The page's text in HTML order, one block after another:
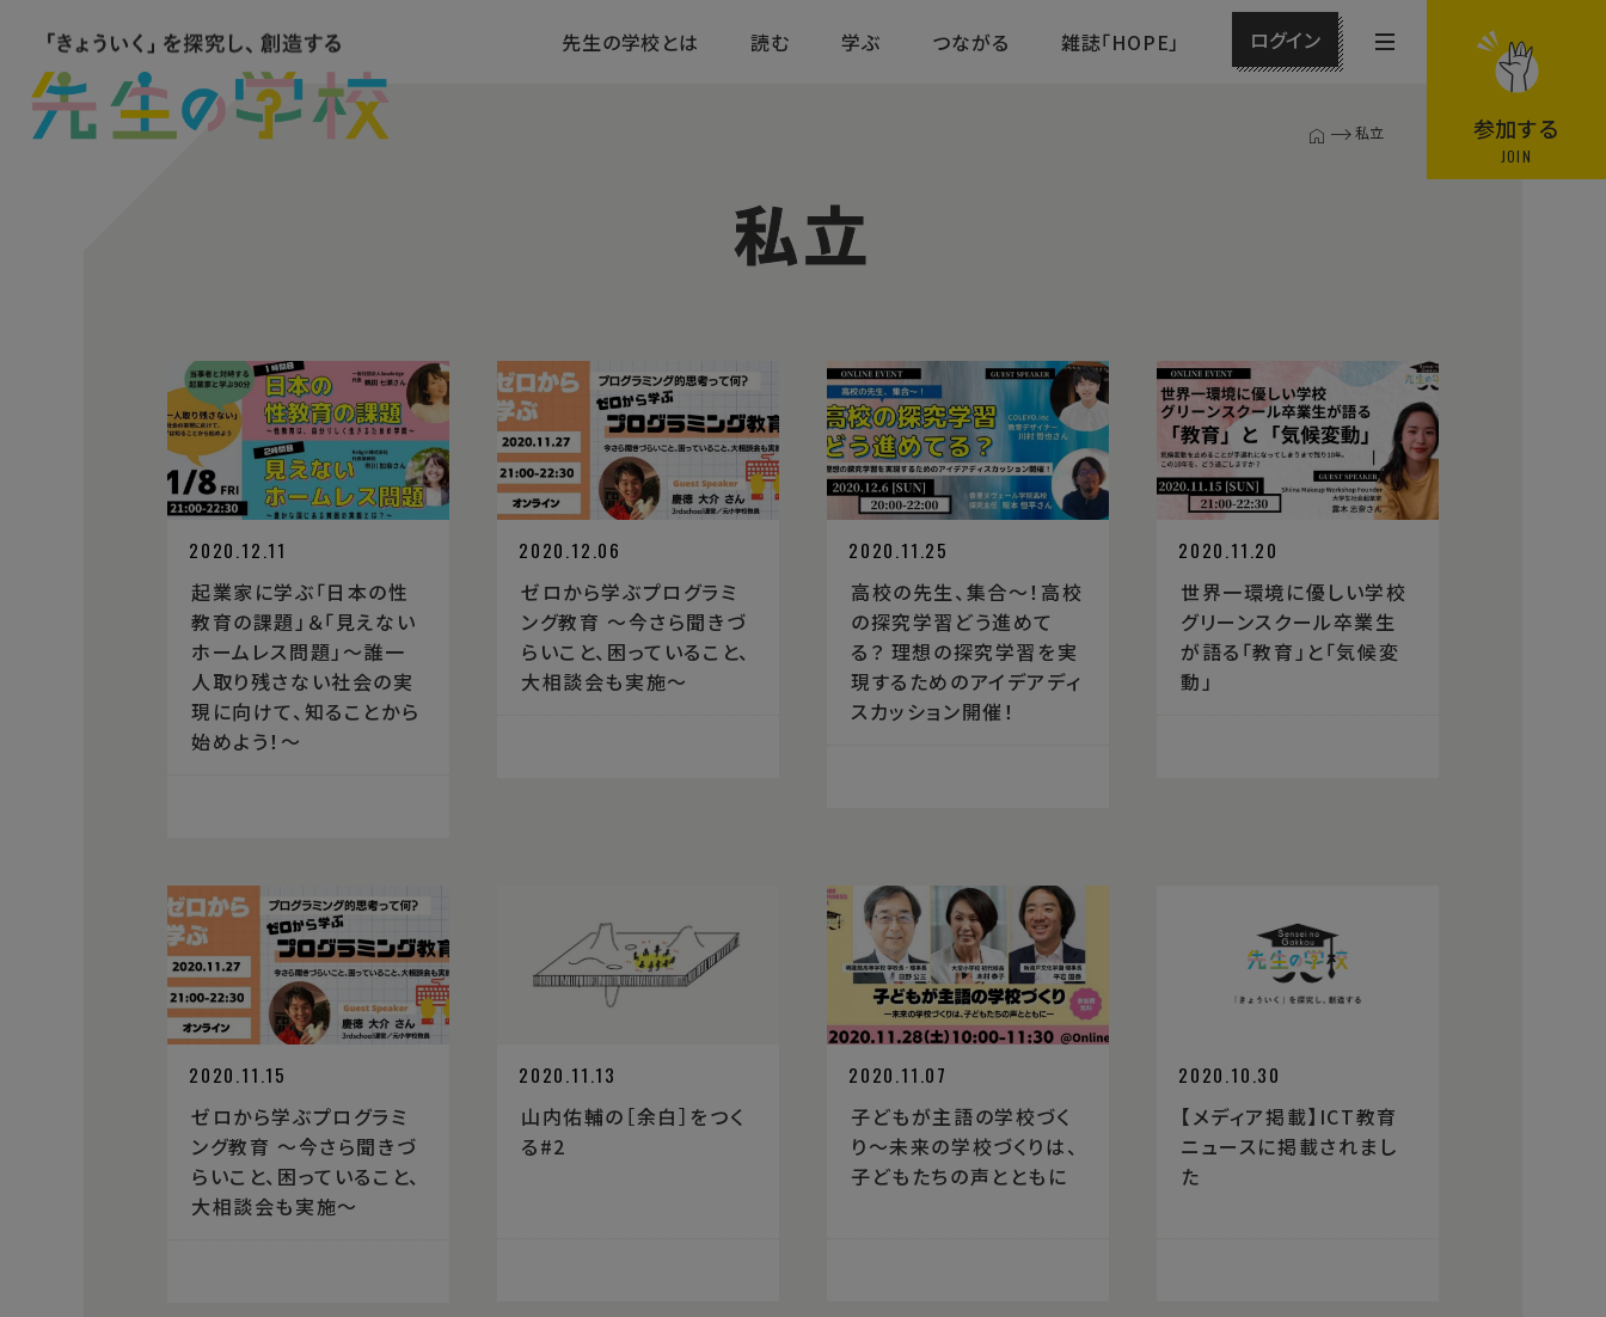
先生の学校とは 読む 学ぶ つながる 雑誌「HOPE」 ログイン
メ
ュ
参加する
JOIN
T
私立
私立
2020.12.11
起業家に学ぶ「日本の性
教育の課題」＆「見えない
ホームレス問題」〜誰一
人取り残さない社会の実
現に向けて、知ることから
始めよう！〜
2020.12.06
ゼロから学ぶプログラミ
ング教育 〜今さら聞きづ
らいこと、困っていること、
大相談会も実施〜
2020.11.25
高校の先生、集合〜！高校
の探究学習どう進めて
る？ 理想の探究学習を実
現するためのアイデアディ
スカッション開催！
2020.11.20
世界一環境に優しい学校
グリーンスクール卒業生
が語る「教育」と「気候変
動」
2020.11.15
ゼロから学ぶプログラミ
ング教育 〜今さら聞きづ
らいこと、困っていること、
大相談会も実施〜
2020.11.13
山内佑輔の［余白］をつく
る#2
2020.11.07
子どもが主語の学校づく
り〜未来の学校づくりは、
子どもたちの声とともに
2020.10.30
【メディア掲載】ICT教育
ニュースに掲載されまし
た